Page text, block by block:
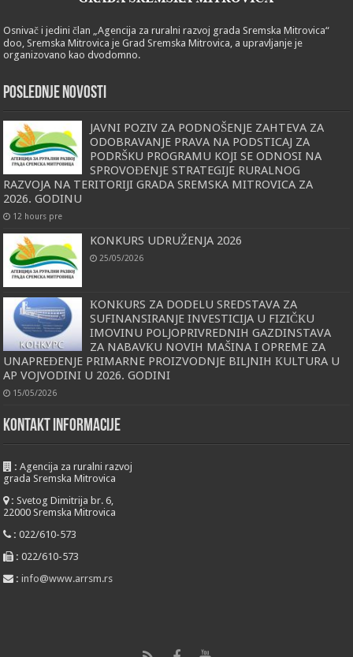
Osnivač i jedini član „Agencija za ruralni razvoj grada Sremska Mitrovica“
doo, Sremska Mitrovica je Grad Sremska Mitrovica, a upravljanje je
organizovano kao dvodomno.
POSLEDNJE NOVOSTI
JAVNI POZIV ZA PODNOŠENJE ZAHTEVA ZA
ODOBRAVANJE PRAVA NA PODSTICAJ ZA
PODRŠKU PROGRAMU KOJI SE ODNOSI NA
SPROVOĐENJE STRATEGIJE RURALNOG
RAZVOJA NA TERITORIJI GRADA SREMSKA MITROVICA ZA
2026. GODINU
12 hours pre
KONKURS UDRUŽENJA 2026
25/05/2026
КONКURS ZA DODELU SREDSTAVA ZA
SUFINANSIRANJE INVESTICIJA U FIZIČКU
IMOVINU POLJOPRIVREDNIH GAZDINSTAVA
ZA NABAVКU NOVIH MAŠINA I OPREME ZA
UNAPREĐENJE PRIMARNE PROIZVODNJE BILJNIH КULTURA U
AP VOJVODINI U 2026. GODINI
15/05/2026
KONTAKT INFORMACIJE
:Agencija za ruralni razvoj
grada Sremska Mitrovica
: Svetog Dimitrija br. 6,
22000 Sremska Mitrovica
:022/610-573
:022/610-573
: info@www.arrsm.rs